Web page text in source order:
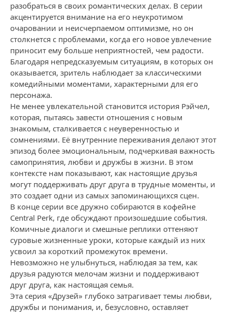
разобраться в своих романтических делах. В серии
акцентируется внимание на его неукротимом
очаровании и неисчерпаемом оптимизме, но он
столкнется с проблемами, когда его новое увлечение
приносит ему больше неприятностей, чем радости.
Благодаря непредсказуемым ситуациям, в которых он
оказывается, зритель наблюдает за классическими
комедийными моментами, характерными для его
персонажа.
Не менее увлекательной становится история Рэйчел,
которая, пытаясь завести отношения с новым
знакомым, сталкивается с неуверенностью и
сомнениями. Её внутренние переживания делают этот
эпизод более эмоциональным, подчеркивая важность
самопринятия, любви и дружбы в жизни. В этом
контексте нам показывают, как настоящие друзья
могут поддерживать друг друга в трудные моменты, и
это создает одни из самых запоминающихся сцен.
В конце серии все дружно собираются в кофейне
Central Perk, где обсуждают произошедшие события.
Комичные диалоги и смешные реплики оттеняют
суровые жизненные уроки, которые каждый из них
усвоил за короткий промежуток времени.
Невозможно не улыбнуться, наблюдая за тем, как
друзья радуются мелочам жизни и поддерживают
друг друга, как настоящая семья.
Эта серия «Друзей» глубоко затрагивает темы любви,
дружбы и понимания, и, безусловно, оставляет